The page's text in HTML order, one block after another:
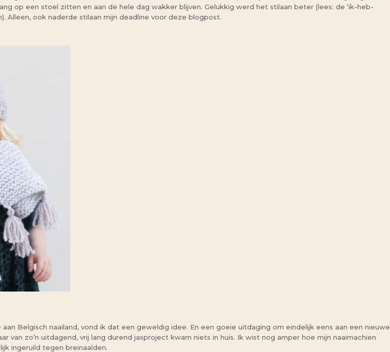
op een stoel zitten en aan de hele dag wakker blijven. Gelukkig werd het stilaan beter (lees: de ‘ik-heb-
Alleen, ook naderde stilaan mijn deadline voor deze blogpost.
Belgisch naailand, vond ik dat een geweldig idee. En een goeie uitdaging om eindelijk eens aan een nieuwe
van zo’n uitdagend, vrij lang durend jasproject kwam niets in huis. Ik wist nog amper hoe mijn naaimachien
ingeruild tegen breinaalden.